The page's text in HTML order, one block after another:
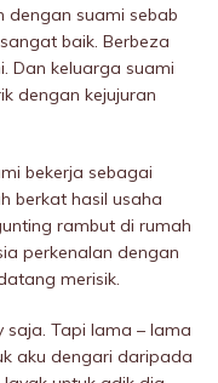
dengan suami sebab
baik. Berbeza
Dan keluarga suami
dengan kejujuran
bekerja sebagai
berkat hasil usaha
rambut di rumah
perkenalan dengan
merisik.
Tapi lama – lama
aku dengari daripada